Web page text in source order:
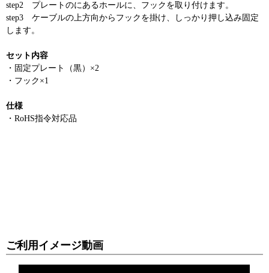
step2 プレートのにあるホールに、フックを取り付けます。
step3 ケーブルの上方向からフックを掛け、しっかり押し込み固定
します。
セット内容
・固定プレート（黒）×2
・フック×1
仕様
・RoHS指令対応品
ご利用イメージ動画